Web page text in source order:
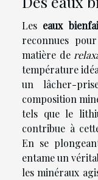
Les eaux
reconnues
matière de
température
un lâcher-
composition
tels que le
contribue à
En se
entame un
les minéraux